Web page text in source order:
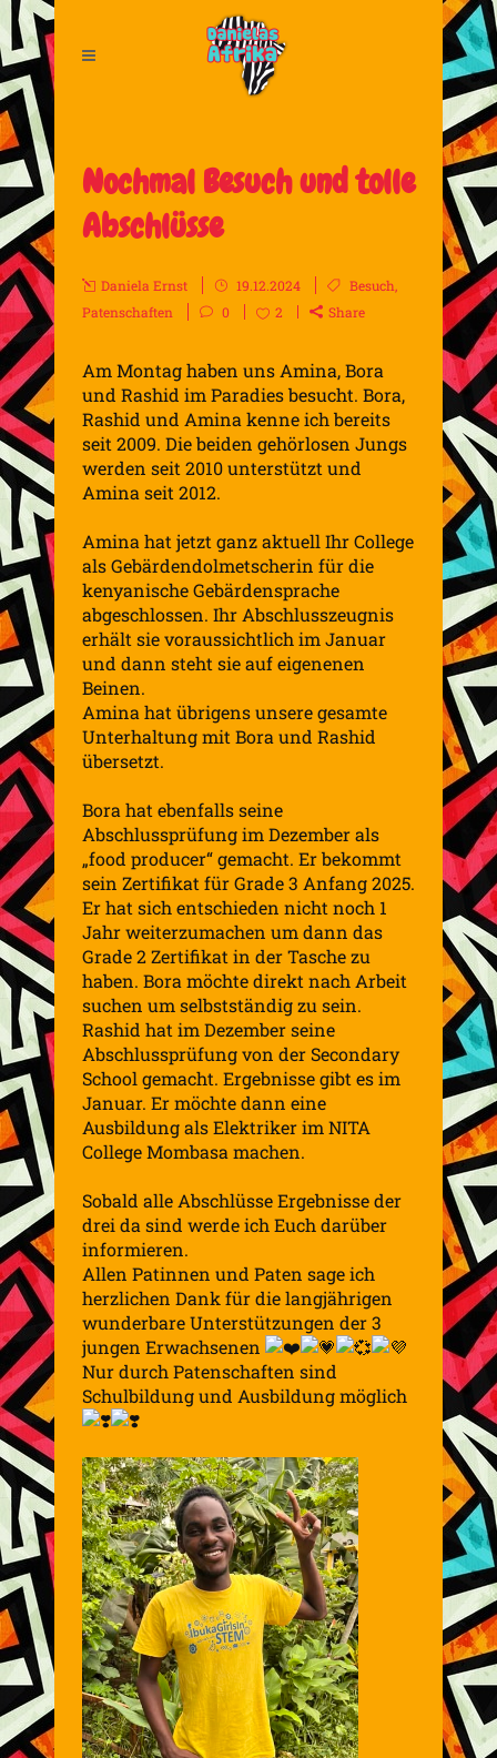
Nochmal Besuch und tolle
Abschlüsse
Daniela Ernst 19.12.2024 Besuch,
Patenschaften
0 2 Share
Am Montag haben uns Amina, Bora
und Rashid im Paradies besucht. Bora,
Rashid und Amina kenne ich bereits
seit 2009. Die beiden gehörlosen Jungs
werden seit 2010 unterstützt und
Amina seit 2012.
Amina hat jetzt ganz aktuell Ihr College
als Gebärdendolmetscherin für die
kenyanische Gebärdensprache
abgeschlossen. Ihr Abschlusszeugnis
erhält sie voraussichtlich im Januar
und dann steht sie auf eigenenen
Beinen.
Amina hat übrigens unsere gesamte
Unterhaltung mit Bora und Rashid
übersetzt.
Bora hat ebenfalls seine
Abschlussprüfung im Dezember als
„food producer“ gemacht. Er bekommt
sein Zertifikat für Grade 3 Anfang 2025.
Er hat sich entschieden nicht noch 1
Jahr weiterzumachen um dann das
Grade 2 Zertifikat in der Tasche zu
haben. Bora möchte direkt nach Arbeit
suchen um selbstständig zu sein.
Rashid hat im Dezember seine
Abschlussprüfung von der Secondary
School gemacht. Ergebnisse gibt es im
Januar. Er möchte dann eine
Ausbildung als Elektriker im NITA
College Mombasa machen.
Sobald alle Abschlüsse Ergebnisse der
drei da sind werde ich Euch darüber
informieren.
Allen Patinnen und Paten sage ich
herzlichen Dank für die langjährigen
wunderbare Unterstützungen der 3
jungen Erwachsenen
Nur durch Patenschaften sind
Schulbildung und Ausbildung möglich